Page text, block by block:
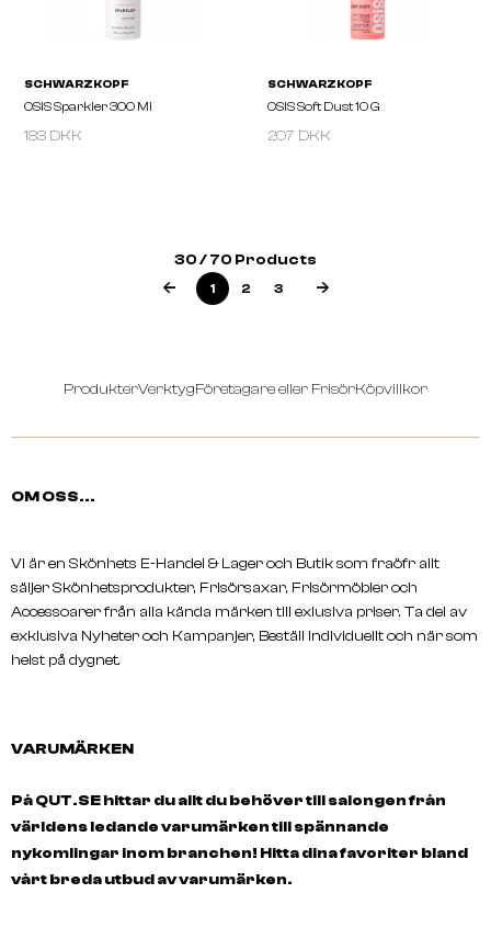
SCHWARZKOPF SCHWARZKOPF
OSIS Elastic 300 Ml
183 DKK 207 DKK
30 / 70 Products
1 2 3
ProdukterVerktygFöretagare eller FrisörKöpvillkor
OM OSS...
Vi är en Skönhets E-Handel & Lager och Butik som fraöfr allt
säljer Skönhetsprodukter, Frisörsaxar, Frisörmöbler och
Accessoarer från alla kända märken till exlusiva priser. Ta del av
exklusiva Nyheter och Kampanjer, Beställ individuellt och när som
helst på dygnet.
VARUMÄRKEN
På QUT.SE hittar du allt du behöver till salongen från
världens ledande varumärken till spännande
nykomlingar inom branchen! Hitta dina favoriter bland
vårt breda utbud av varumärken.